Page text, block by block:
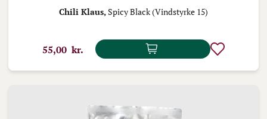
Chili Klaus, Spicy Black (Vindstyrke 15)
55,00 kr.